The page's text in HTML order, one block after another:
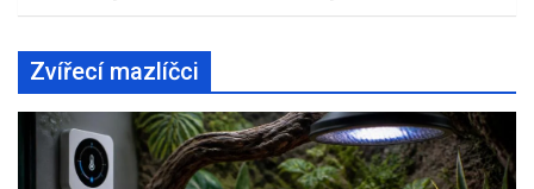
Zvířecí mazlíčci